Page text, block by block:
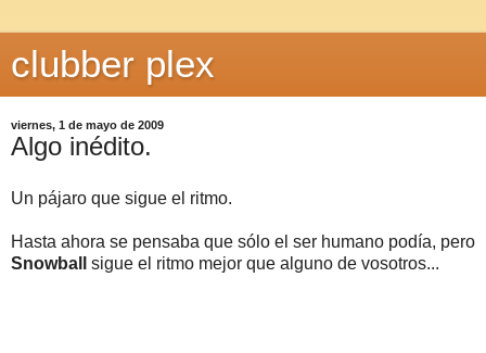
clubber plex
viernes, 1 de mayo de 2009
Algo inédito.
Un pájaro que sigue el ritmo.
Hasta ahora se pensaba que sólo el ser humano podía, pero
Snowball
sigue el ritmo mejor que alguno de vosotros...